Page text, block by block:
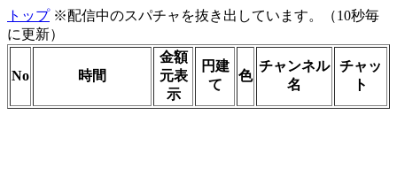
トップ※配信中のスパチャを抜き出しています。（10秒毎
に更新）
No 時間
金額
元表
示
円建
て
色
チャンネル
名
チャッ
ト